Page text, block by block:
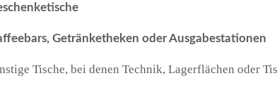
Getränketheken oder Ausgabestationen
Tische, bei denen Technik, Lagerflächen oder